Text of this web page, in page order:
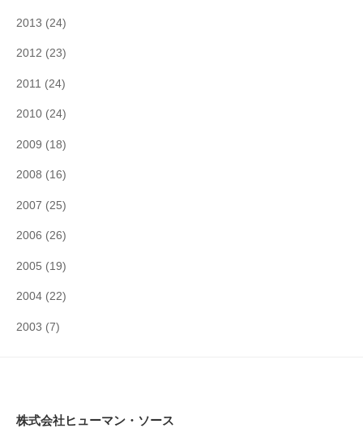
2013 (24)
2012 (23)
2011 (24)
2010 (24)
2009 (18)
2008 (16)
2007 (25)
2006 (26)
2005 (19)
2004 (22)
2003 (7)
株式会社ヒューマン・ソース